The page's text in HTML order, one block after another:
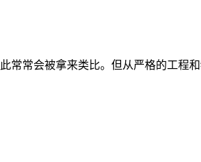
常常会被拿来类比。但从严格的工程